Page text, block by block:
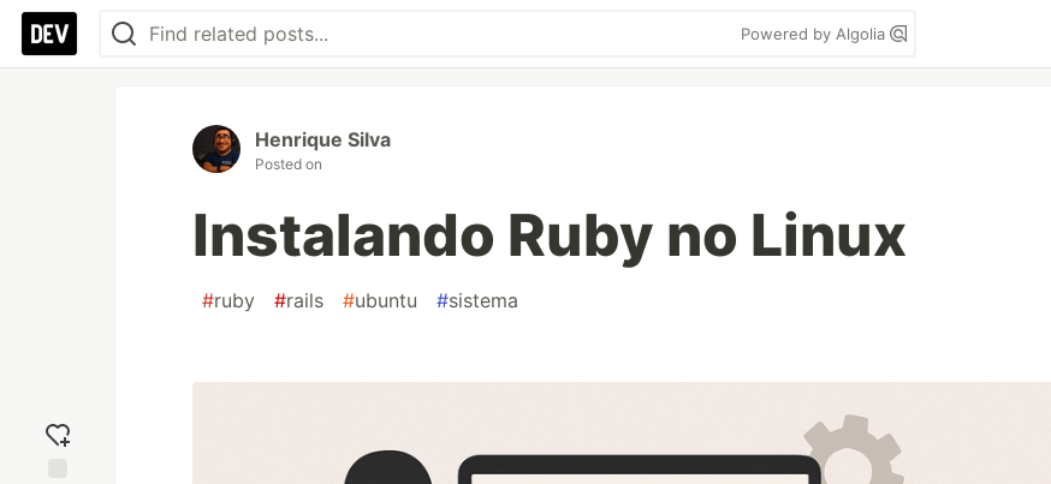
Powered by Algolia
Henrique Silva
Posted on
Instalando Ruby no Linux
#ruby #rails #ubuntu #sistema